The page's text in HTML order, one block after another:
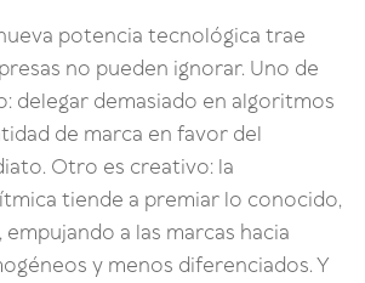
potencia tecnológica trae
no pueden ignorar. Uno de
delegar demasiado en algoritmos
de marca en favor del
Otro es creativo: la
tiende a premiar lo conocido,
a las marcas hacia
y menos diferenciados. Y